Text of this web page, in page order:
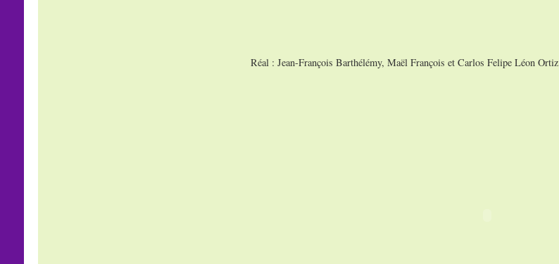
Réal : Jean-François Barthélémy, Maël François et Carlos Felipe Léon Ortiz